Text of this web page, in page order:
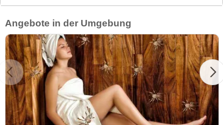
Angebote in der Umgebung